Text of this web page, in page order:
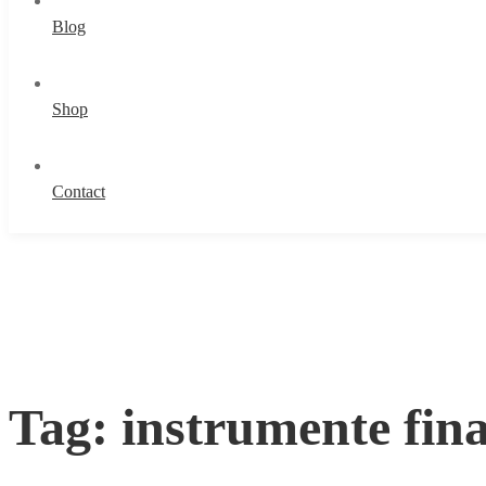
Blog
Shop
Contact
Tag: instrumente